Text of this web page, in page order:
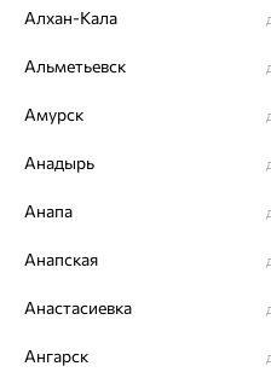
8 (800) 250-02-30
Архив акций
На информационном ресурсе
Политика конфеденциальности
Алхан-Кала
Альметьевск
Амурск
Анадырь
Анапа
Анапская
Анастасиевка
Ангарск